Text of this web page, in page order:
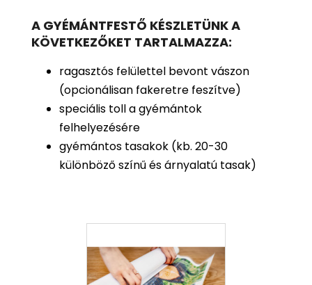
A GYÉMÁNTFESTŐ KÉSZLETÜNK A
KÖVETKEZŐKET TARTALMAZZA:
ragasztós felülettel bevont vászon
(opcionálisan fakeretre feszítve)
speciális toll a gyémántok
felhelyezésére
gyémántos tasakok (kb. 20-30
különböző színű és árnyalatú tasak)